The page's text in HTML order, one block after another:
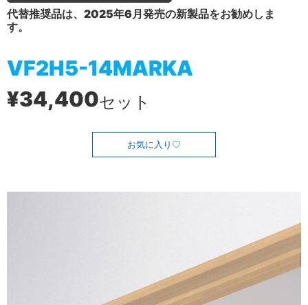
代替推奨品は、2025年6月発売の新製品をお勧めしま
す。
VF2H5-14MARKA
¥34,400セット
お気に入り